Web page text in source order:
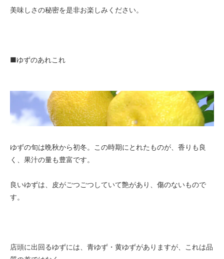
美味しさの秘密を是非お楽しみください。
■ゆずのあれこれ
ゆずの旬は晩秋から初冬。この時期にとれたものが、香りも良
く、果汁の量も豊富です。
良いゆずは、皮がごつごつしていて艶があり、傷のないもので
す。
店頭に出回るゆずには、青ゆず・黄ゆずがありますが、これは品